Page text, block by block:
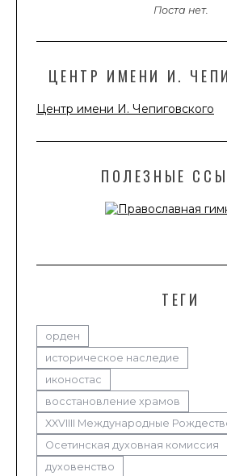
Поста нет.
ЦЕНТР ИМЕНИ И.
Центр имени И. Чепиговского
ПОЛЕЗНЫЕ
ТЕГИ
орден
историческое наследие
иконостас
восстановление храмов
XXVIIII Международные
Осетинская духовная комиссия
духовенство